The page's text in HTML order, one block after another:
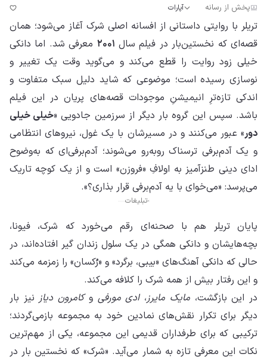
پخش از رسانه آپارات
تریلر با روایتی داستانی از افسانه اصلی شرک آغاز می‌شود؛ همان
قصه‌ای که نخستین‌بار در فیلم سال ۲۰۰۱ معرفی شد. اما دانکی
خیلی زود روایت را قطع می‌کند و می‌گوید وقت یک تغییر و
نوسازی رسیده است؛ موضوعی که شاید دلیل سبک متفاوت و
اندکی تازه‌ترِ انیمیشنِ موجودات قصه‌های پریان در این فیلم
باشد. سپس این گروه بار دیگر از سرزمین جادویی «خیلی خیلی
دور» عبور می‌کنند و در مسیرشان با یک غول، نیروهای انتظامی
و یک آدم‌برفی ترسناک روبه‌رو می‌شوند؛ آدم‌برفی‌ای که به‌وضوح
ادای دینی طنزآمیز به اولافِ «فروزن» است و از یک کوچه تاریک
می‌پرسد: «می‌خوای با یه آدم‌برفی قرار بذاری؟».
تبلیغات
پایان تریلر هم با صحنه‌ای رقم می‌خورد که شرک، فیونا،
بچه‌هایشان و دانکی همگی در یک سلول زندان گیر افتاده‌اند، در
حالی که دانکی آهنگ‌های «بیبی، برگرد» و «رُکسان» را زمزمه می‌کند
و این رفتار بیش از همه شرک را کلافه می‌کند.
در این بازگشت،مایک مایرز،ادی مورفی وکامرون دیازنیز بار
دیگر برای تکرار نقش‌های نمادین خود به مجموعه بازمی‌گردند؛
ترکیبی که برای طرفداران قدیمی این مجموعه، یکی از مهم‌ترین
نکات این معرفی تازه به شمار می‌آید. «شرک» که نخستین بار در